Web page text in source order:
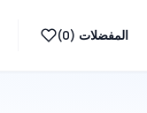
المفضلات (0
)